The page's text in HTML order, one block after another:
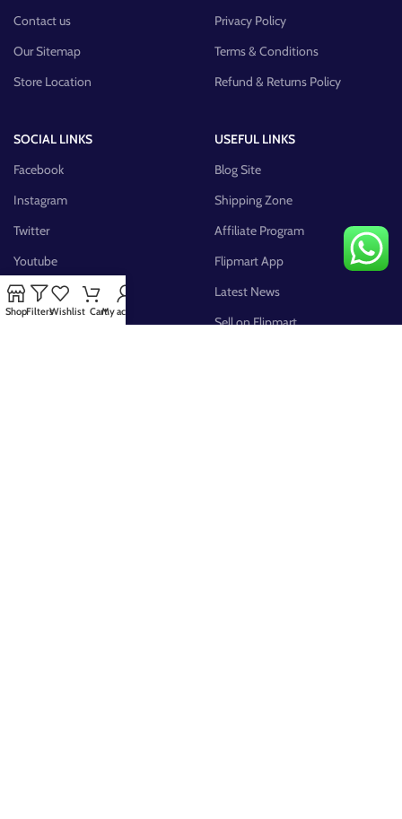
Contact us
Our Sitemap
Store Location
Privacy Policy
Terms & Conditions
Refund & Returns Policy
SOCIAL LINKS
Facebook
Instagram
Twitter
Youtube
Pinterest
FB Group
USEFUL LINKS
Blog Site
Shipping Zone
Affiliate Program
Flipmart App
Latest News
Sell on Flipmart
ShopFiltersWishlist CartMy account